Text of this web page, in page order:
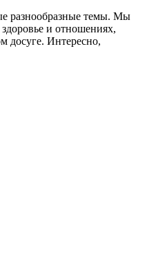
разнообразные темы. Мы
и отношениях,
досуге. Интересно,